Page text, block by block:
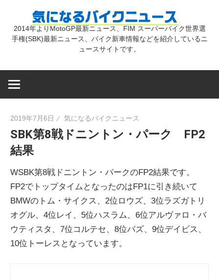
気
バ
イ
ク
ニ
2014年よりMotoGP最新ニュース、FIM スーパーバイク世界選
手権(SBK)最新ニュース、バイク新車情報などを紹介しているニ
ュースサイトです。
2019年7月6日 気になるバイクニュース
SBK第8戦ドニントン・パーク FP2
結果
WSBK第8戦ドニントン・パークのFP2結果です。
FP2でトップタイムとなったのはFP1に引き続いて
BMWのトム・サイクス、2位ロウズ、3位ラズガトリ
オグル、4位レイ、5位ハスラム、6位アルヴァロ・バ
ウティスタ、7位コルテセ、8位バズ、9位デイビス、
10位トーレスとなっています。